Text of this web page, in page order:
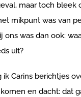
maar toch bleek
mikpunt was van
ons was dan ook:
uit?
ik Carins berichtjes
en dacht: dat